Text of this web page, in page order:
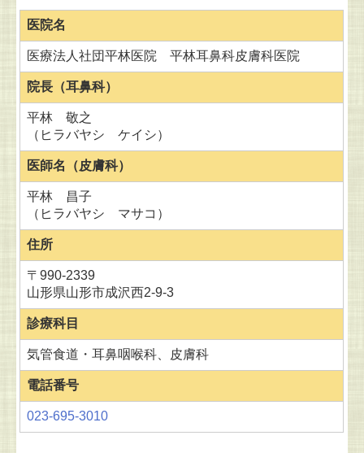
医院名
医療法人社団平林医院 平林耳鼻科皮膚科医院
院長（耳鼻科）
平林 敬之
（ヒラバヤシ ケイシ）
医師名（皮膚科）
平林 昌子
（ヒラバヤシ マサコ）
住所
〒990-2339
山形県山形市成沢西2-9-3
診療科目
気管食道・耳鼻咽喉科、皮膚科
電話番号
023-695-3010